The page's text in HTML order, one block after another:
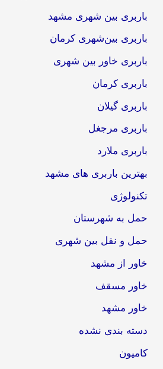
باربری بین شهری مشهد
باربری بین‌شهری کرمان
باربری خاور بین شهری
باربری کرمان
باربری گیلان
باربری مرجغل
باربری ملارد
بهترین باربری های مشهد
تکنولوژی
حمل به شهرستان
حمل و نقل بین شهری
خاور از مشهد
خاور مسقف
خاور مشهد
دسته بندی نشده
کامیون